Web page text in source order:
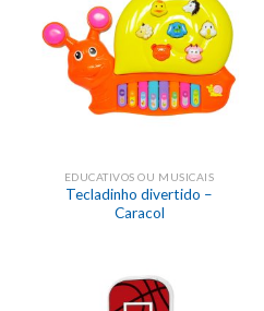
EDUCATIVOS OU MUSICAIS
Tecladinho divertido –
Caracol